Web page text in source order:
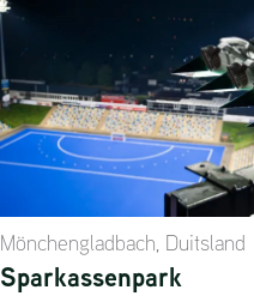
Mönchengladbach, Duitsland
Sparkassenpark